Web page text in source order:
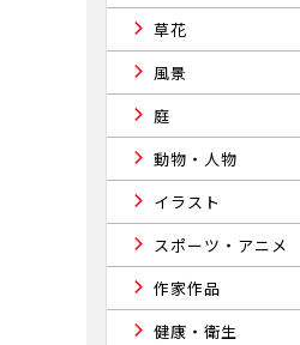
草花
風景
庭
動物・人物
イラスト
スポーツ・アニメ
作家作品
健康・衛生